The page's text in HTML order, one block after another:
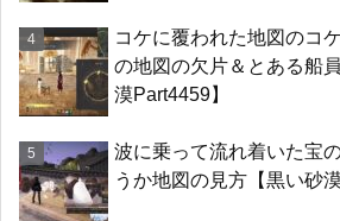
コケに覆われた地図のコ
の地図の欠片＆とある船
漠Part4459】
波に乗って流れ着いた宝
うか地図の見方【黒い砂